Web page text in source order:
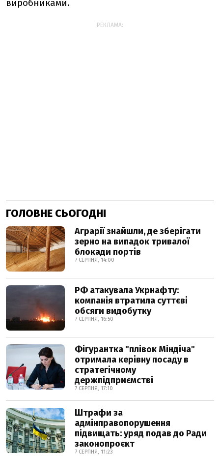
виробниками.
РЕКЛАМА:
ГОЛОВНЕ СЬОГОДНІ
Аграрії знайшли, де зберігати
зерно на випадок тривалої
блокади портів
7 СЕРПНЯ, 14:00
РФ атакувала Укрнафту:
компанія втратила суттєві
обсяги видобутку
7 СЕРПНЯ, 16:50
Фігурантка "плівок Міндіча"
отримала керівну посаду в
стратегічному
держпідприємстві
7 СЕРПНЯ, 17:10
Штрафи за
адмінправопорушення
підвищать: уряд подав до Ради
законопроєкт
7 СЕРПНЯ, 11:23